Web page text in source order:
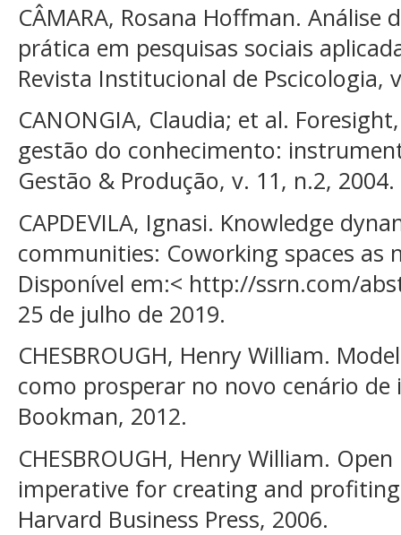
CÂMARA, Rosana Hoffman. Análise
prática em pesquisas sociais
Revista Institucional de Pscicologia,
CANONGIA, Claudia; et al.
gestão do conhecimento:
Gestão & Produção, v. 11, n.2, 2004.
CAPDEVILA, Ignasi. Knowledge
communities: Coworking spaces as
Disponível em:< http://ssrn.com/
25 de julho de 2019.
CHESBROUGH, Henry William.
como prosperar no novo cenário de
Bookman, 2012.
CHESBROUGH, Henry William.
imperative for creating and
Harvard Business Press, 2006.